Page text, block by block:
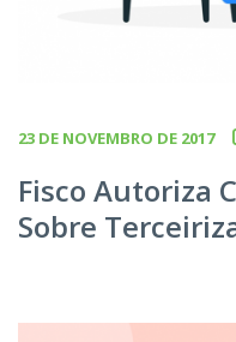
23 DE NOVEMBRO DE 2017
Fisco Autoriza
Sobre